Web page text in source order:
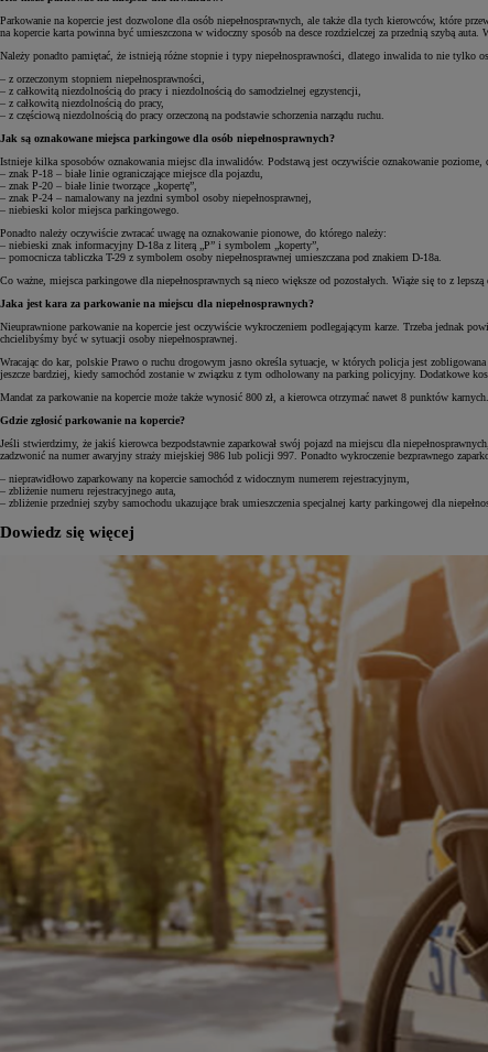
Od81 900 zł
Yaris Cross
HYBRID
Parkowanie na kopercie jest dozwolone dla osób niepełnosprawnych, ale także dla tych kierowców, które
na kopercie karta powinna być umieszczona w widoczny sposób na desce rozdzielczej za przednią szybą
Należy ponadto pamiętać, że istnieją różne stopnie i typy niepełnosprawności, dlatego inwalida to nie tylko
– z orzeczonym stopniem niepełnosprawności,
– z całkowitą niezdolnością do pracy i niezdolnością do samodzielnej egzystencji,
– z całkowitą niezdolnością do pracy,
– z częściową niezdolnością do pracy orzeczoną na podstawie schorzenia narządu ruchu.
Jak są oznakowane miejsca parkingowe dla osób niepełnosprawnych?
Istnieje kilka sposobów oznakowania miejsc dla inwalidów. Podstawą jest oczywiście oznakowanie
– znak P-18 – białe linie ograniczające miejsce dla pojazdu,
– znak P-20 – białe linie tworzące „kopertę”,
– znak P-24 – namalowany na jezdni symbol osoby niepełnosprawnej,
– niebieski kolor miejsca parkingowego.
Ponadto należy oczywiście zwracać uwagę na oznakowanie pionowe, do którego należy:
– niebieski znak informacyjny D-18a z literą „P” i symbolem „koperty”,
– pomocnicza tabliczka T-29 z symbolem osoby niepełnosprawnej umieszczana pod znakiem D-18a.
Co ważne, miejsca parkingowe dla niepełnosprawnych są nieco większe od pozostałych. Wiąże się to z
Jaka jest kara za parkowanie na miejscu dla niepełnosprawnych?
Nieuprawnione parkowanie na kopercie jest oczywiście wykroczeniem podlegającym karze. Trzeba jednak
chcielibyśmy być w sytuacji osoby niepełnosprawnej.
Wracając do kar, polskie Prawo o ruchu drogowym jasno określa sytuacje, w których policja jest
jeszcze bardziej, kiedy samochód zostanie w związku z tym odholowany na parking policyjny. Dodatkowe
Mandat za parkowanie na kopercie może także wynosić 800 zł, a kierowca otrzymać nawet 8 punktów
Gdzie zgłosić parkowanie na kopercie?
Jeśli stwierdzimy, że jakiś kierowca bezpodstawnie zaparkował swój pojazd na miejscu dla
zadzwonić na numer awaryjny straży miejskiej 986 lub policji 997. Ponadto wykroczenie bezprawnego
– nieprawidłowo zaparkowany na kopercie samochód z widocznym numerem rejestracyjnym,
– zbliżenie numeru rejestracyjnego auta,
– zbliżenie przedniej szyby samochodu ukazujące brak umieszczenia specjalnej karty parkingowej dla
Dowiedz się więcej